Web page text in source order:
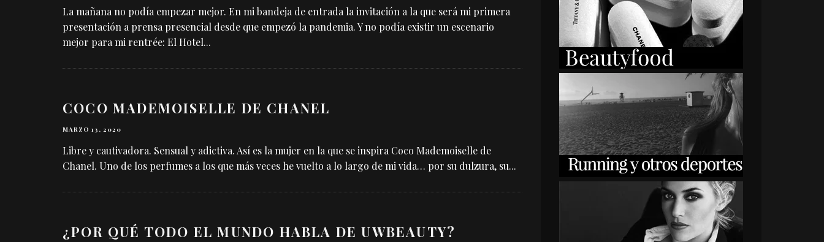
La mañana no podía empezar mejor. En mi bandeja de entrada la invitación a la que será mi primera
presentación a prensa presencial desde que empezó la pandemia. Y no podía existir un escenario
mejor para mi rentrée: El Hotel...
COCO MADEMOISELLE DE CHANEL
MARZO 13, 2020
Libre y cautivadora. Sensual y adictiva. Así es la mujer en la que se inspira Coco Mademoiselle de
Chanel. Uno de los perfumes a los que más veces he vuelto a lo largo de mi vida… por su dulzura, su...
¿POR QUÉ TODO EL MUNDO HABLA DE UWBEAUTY?